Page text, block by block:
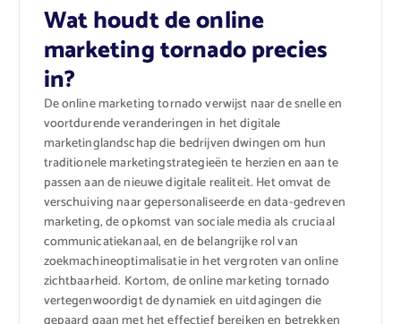
Wat houdt de online
marketing tornado precies
in?
De online marketing tornado verwijst naar de snelle en
voortdurende veranderingen in het digitale
marketinglandschap die bedrijven dwingen om hun
traditionele marketingstrategieën te herzien en aan te
passen aan de nieuwe digitale realiteit. Het omvat de
verschuiving naar gepersonaliseerde en data-gedreven
marketing, de opkomst van sociale media als cruciaal
communicatiekanaal, en de belangrijke rol van
zoekmachineoptimalisatie in het vergroten van online
zichtbaarheid. Kortom, de online marketing tornado
vertegenwoordigt de dynamiek en uitdagingen die